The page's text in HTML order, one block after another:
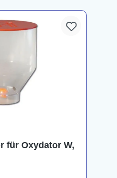
für Oxydator W,